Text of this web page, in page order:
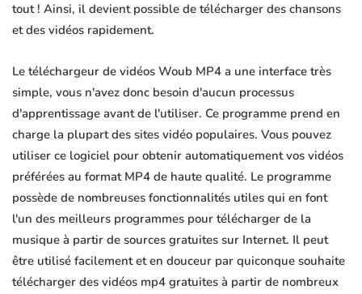
tout ! Ainsi, il devient possible de télécharger des chansons
et des vidéos rapidement.
Le téléchargeur de vidéos Woub MP4 a une interface très
simple, vous n'avez donc besoin d'aucun processus
d'apprentissage avant de l'utiliser. Ce programme prend en
charge la plupart des sites vidéo populaires. Vous pouvez
utiliser ce logiciel pour obtenir automatiquement vos vidéos
préférées au format MP4 de haute qualité. Le programme
possède de nombreuses fonctionnalités utiles qui en font
l'un des meilleurs programmes pour télécharger de la
musique à partir de sources gratuites sur Internet. Il peut
être utilisé facilement et en douceur par quiconque souhaite
télécharger des vidéos mp4 gratuites à partir de nombreux